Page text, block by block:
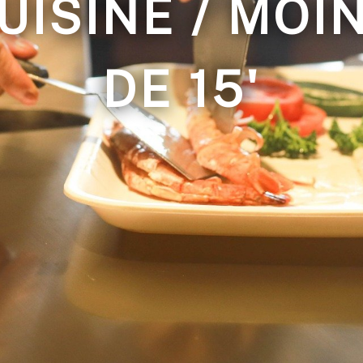
/
DE 15'